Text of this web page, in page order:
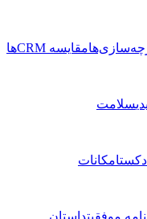
مقایسه CRMها
سلامت
امکانات